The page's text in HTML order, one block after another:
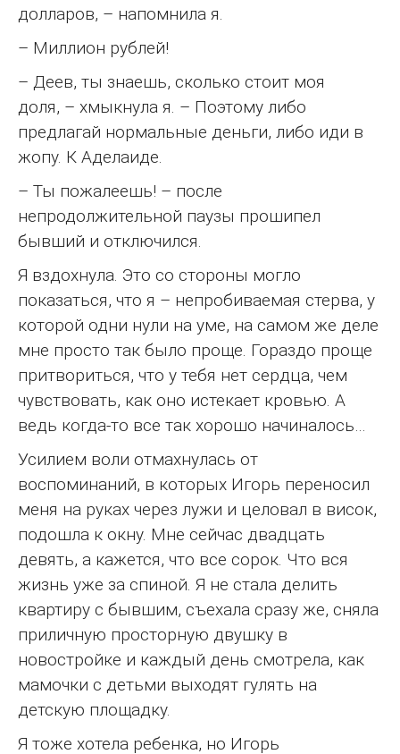
долларов, – напомнила я.
– Миллион рублей!
– Деев, ты знаешь, сколько стоит моя
доля, – хмыкнула я. – Поэтому либо
предлагай нормальные деньги, либо иди в
жопу. К Аделаиде.
– Ты пожалеешь! – после
непродолжительной паузы прошипел
бывший и отключился.
Я вздохнула. Это со стороны могло
показаться, что я – непробиваемая стерва, у
которой одни нули на уме, на самом же деле
мне просто так было проще. Гораздо проще
притвориться, что у тебя нет сердца, чем
чувствовать, как оно истекает кровью. А
ведь когда-то все так хорошо начиналось…
Усилием воли отмахнулась от
воспоминаний, в которых Игорь переносил
меня на руках через лужи и целовал в висок,
подошла к окну. Мне сейчас двадцать
девять, а кажется, что все сорок. Что вся
жизнь уже за спиной. Я не стала делить
квартиру с бывшим, съехала сразу же, сняла
приличную просторную двушку в
новостройке и каждый день смотрела, как
мамочки с детьми выходят гулять на
детскую площадку.
Я тоже хотела ребенка, но Игорь